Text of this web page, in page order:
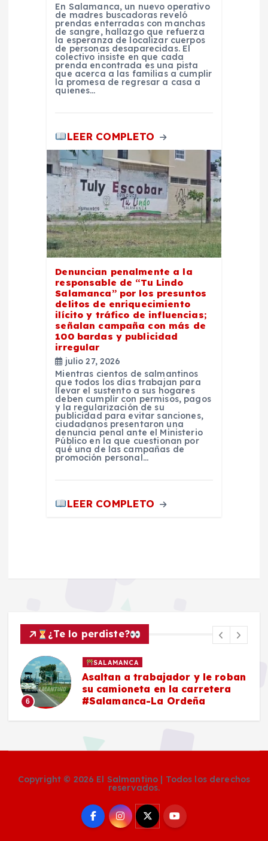
En Salamanca, un nuevo operativo
de madres buscadoras reveló
prendas enterradas con manchas
de sangre, hallazgo que refuerza
la esperanza de localizar cuerpos
de personas desaparecidas. El
colectivo insiste en que cada
prenda encontrada es una pista
que acerca a las familias a cumplir
la promesa de regresar a casa a
quienes…
LEER COMPLETO
Denuncian penalmente a la
responsable de “Tu Lindo
Salamanca” por los presuntos
delitos de enriquecimiento
ilícito y tráfico de influencias;
señalan campaña con más de
100 bardas y publicidad
irregular
julio 27, 2026
Mientras cientos de salmantinos
que todos los días trabajan para
llevar el sustento a sus hogares
deben cumplir con permisos, pagos
y la regularización de su
publicidad para evitar sanciones,
ciudadanos presentaron una
denuncia penal ante el Ministerio
Público en la que cuestionan por
qué una de las campañas de
promoción personal…
LEER COMPLETO
¿Te lo perdiste?
6
SALAMANCA
Asaltan a trabajador y le roban
su camioneta en la carretera
#Salamanca-La Ordeña
Copyright © 2026 El Salmantino | Todos los derechos
reservados.